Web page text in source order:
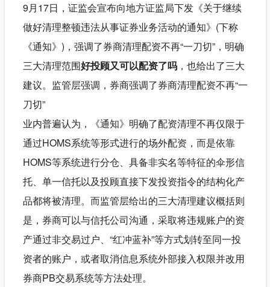
9月17日，证监会宣布向地方证监局下发《关于继续
做好清理整顿违法从事证券业务活动的通知》(下称
《通知》)，强调了券商清理配资不再“一刀切”，明确
三大清理范围好投顾又可以配资了吗，也给出了三大
建议。监管层强调，券商强调了券商清理配资不再“一
刀切”
业内普遍认为，《通知》明确了配资清理不再仅限于
通过HOMS系统等形式进行的场外配资，而是依靠
HOMS等系统进行分仓、具备非实名等特征的伞形信
托、单一信托以及投顾直接下发投资指令的结构化产
品都将被清理。而监管层给出的三大清理建议概括则
是，券商可以与信托公司沟通，采取将违规账户的资
产通过非交易过户、“红冲蓝补”等方式划转至同一投
资者的账户，或者取消信息系统外部接入权限并改用
券商PB交易系统等方法处理。